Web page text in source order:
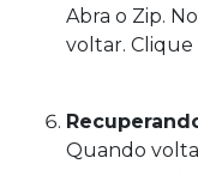
Abra o Zip.
voltar. Clique
Quando